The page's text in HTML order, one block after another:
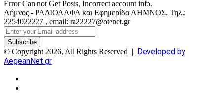
Error Can not Get Posts, Incorrect account info.
Λήμνος - ΡΑΔΙΟΑΛΦΑ και Εφημερίδα ΛΗΜΝΟΣ. Τηλ.:
2254022227 , email: ra22227@otenet.gr
Enter
your
Email
address
© Copyright 2026, All Rights Reserved | Developed by
AegeanNet.gr